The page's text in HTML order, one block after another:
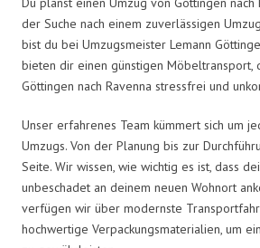
der Suche nach einem zuverlässigen
bist du bei Umzugsmeister Lemann
bieten dir einen günstigen Möbeltransport,
Göttingen nach Ravenna stressfrei und
Unser erfahrenes Team kümmert sich um
Umzugs. Von der Planung bis zur
Seite. Wir wissen, wie wichtig es ist, dass
unbeschadet an deinem neuen Wohnort
verfügen wir über modernste
hochwertige Verpackungsmaterialien, um